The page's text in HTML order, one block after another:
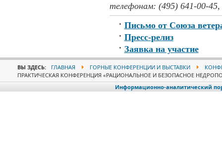
телефонам: (495) 641-00-
Письмо от Союза
Пресс-релиз
Заявка на участие
ВЫ ЗДЕСЬ: ГЛАВНАЯ ГОРНЫЕ КОНФЕРЕНЦИИ И ВЫСТАВКИ
ПРАКТИЧЕСКАЯ КОНФЕРЕНЦИЯ «РАЦИОНАЛЬНОЕ И БЕЗОПАСНОЕ
Информационно-аналитический